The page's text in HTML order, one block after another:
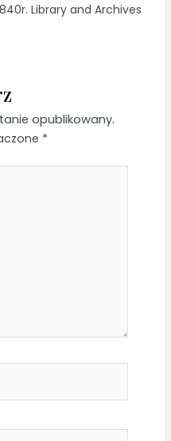
Library and Archives
opublikowany.
*